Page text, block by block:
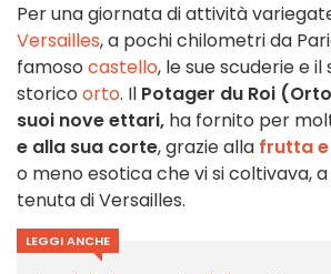
Per una giornata di attività
Versailles, a pochi chilometri da
famoso castello, le sue scuderie e
storico orto. Il Potager du Roi
suoi nove ettari, ha fornito per
e alla sua corte, grazie alla frutta
o meno esotica che vi si coltivava,
tenuta di Versailles.
LEGGI ANCHE